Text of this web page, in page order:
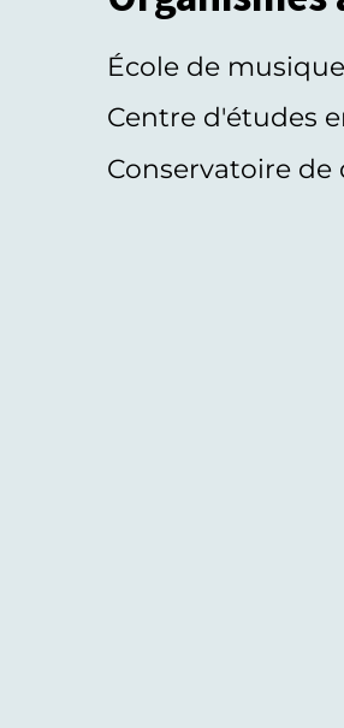
École de
Centre d'études
Conservatoire de